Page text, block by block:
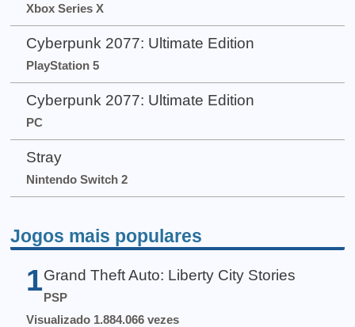
Xbox Series X
Cyberpunk 2077: Ultimate Edition
PlayStation 5
Cyberpunk 2077: Ultimate Edition
PC
Stray
Nintendo Switch 2
Jogos mais populares
1 Grand Theft Auto: Liberty City Stories
PSP
Visualizado 1.884.066 vezes